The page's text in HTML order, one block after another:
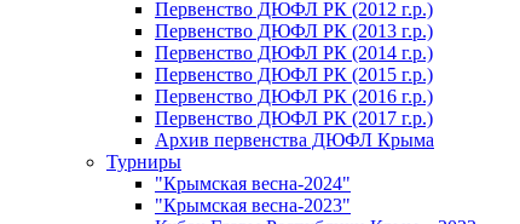
Первенство ДЮФЛ РК (2012 г.р.)
Первенство ДЮФЛ РК (2013 г.р.)
Первенство ДЮФЛ РК (2014 г.р.)
Первенство ДЮФЛ РК (2015 г.р.)
Первенство ДЮФЛ РК (2016 г.р.)
Первенство ДЮФЛ РК (2017 г.р.)
Архив первенства ДЮФЛ Крыма
Турниры
"Крымская весна-2024"
"Крымская весна-2023"